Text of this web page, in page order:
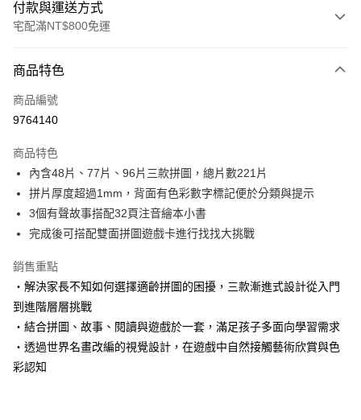
付款與運送方式
宅配滿NT$800免運
信用卡一次付款
LINE Pay
大哥付你分期
相關說明
【大哥付你分期使用說明】
1.本服務由台灣大哥大提供，台灣大哥大用戶可立即使用無須另外申請。
2.付款方式選擇「大哥付你分期」，訂單成立後會自動跳轉到大哥付的交易
成交易。
3.實際核准額度、可分期數及費用金額請依後續交易確認頁面所載為準。
4.訂單成立30分鐘內，如未前往確認交易或遇審核未通過，訂單將自動取
消。如遇「轉專審核」未通過狀況，表示未達大哥付你分期系統評分，恕無
法說明評估內容。
1.分期款項不併入電信帳單，「大哥付你分期」於每月結算日後寄送繳費提
醒簡訊。
AFTEE先享後付
相關說明
AFTEE先享後付是「在收到商品之後才付款」的支付方式。 讓您購物簡單
便利好安心！
１．簡單：不需註冊會員、不需綁卡、不需儲值。
２．便利：只要手機號碼，簡訊認證，即可結帳。
３．安心：先確認商品／服務後，再付款。
１．於結帳方式選擇「AFTEE先享後付」後，將跳轉至「AFTEE先享後付」
ATM付款
運送方式
國內宅配/郵寄 (不適用離島、海外及郵局i郵箱)
每筆NT$70，滿NT$800(含以上)免運費
商品特色
商品編號
9764140
商品特色
內含48片、77片、96片三款拼圖，總片數221片
拼片厚度超過1mm，背面有色彩數字標記便於分類與提示
3個有聲故事搭配32頁注音繪本小書
完成後可搭配雙面拼圖遊戲卡進行找找大挑戰
銷售重點
‧解決家長不知如何選擇適齡拼圖的困擾，三款漸進式設計從入門
到進階層層挑戰
‧結合拼圖、故事、閱讀與遊戲於一套，滿足孩子多面向學習需求
‧透過世界名畫改編的視覺設計，在遊戲中自然接觸藝術欣賞與色
彩認知